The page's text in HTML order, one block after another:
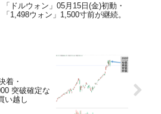
「ドルウォン」05月15日(金)初動・
「1,498ウォン」1,500寸前が継続。
着・
突破確定な
い越し